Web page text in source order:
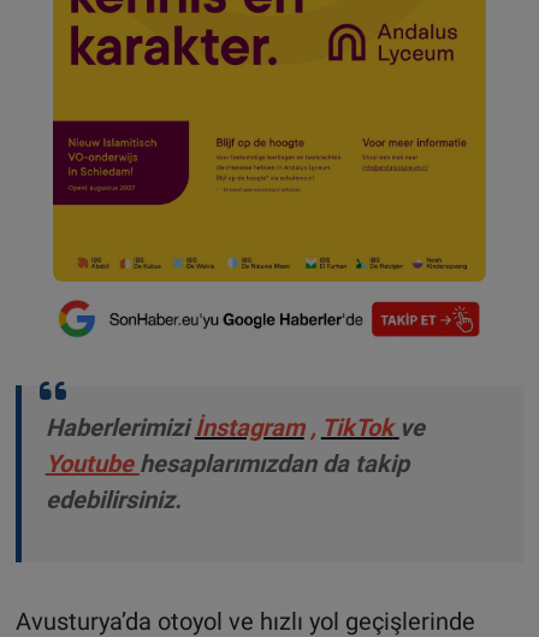
Haberlerimizi İnstagram , TikTok ve
Youtube hesaplarımızdan da takip
edebilirsiniz.
Avusturya’da otoyol ve hızlı yol geçişlerinde